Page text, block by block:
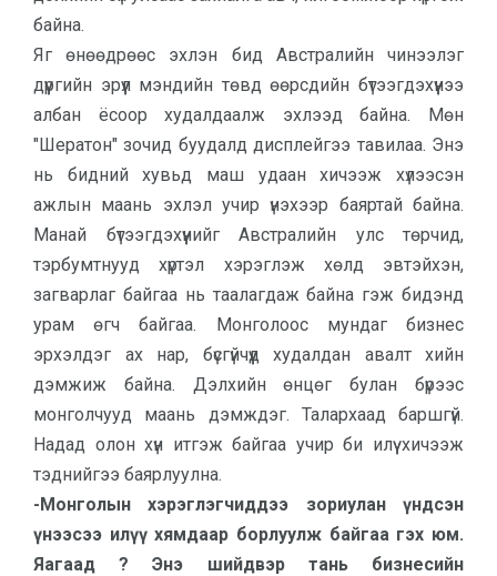
байна.
Яг өнөөдрөөс эхлэн бид Австралийн чинээлэг
дүүргийн эрүүл мэндийн төвд өөрсдийн бүтээгдэхүүнээ
албан ёсоор худалдаалж эхлээд байна. Мөн
"Шератон" зочид буудалд дисплейгээ тавилаа. Энэ
нь бидний хувьд маш удаан хичээж хүлээсэн
ажлын маань эхлэл учир үнэхээр баяртай байна.
Манай бүтээгдэхүүнийг Австралийн улс төрчид,
тэрбумтнууд хүртэл хэрэглэж хөлд эвтэйхэн,
загварлаг байгаа нь таалагдаж байна гэж бидэнд
урам өгч байгаа. Монголоос мундаг бизнес
эрхэлдэг ах нар, бүсгүйчүүд худалдан авалт хийн
дэмжиж байна. Дэлхийн өнцөг булан бүрээс
монголчууд маань дэмждэг. Талархаад баршгүй.
Надад олон хүн итгэж байгаа учир би илүү хичээж
тэднийгээ баярлуулна.
-Монголын хэрэглэгчиддээ зориулан үндсэн
үнээсээ илүү хямдаар борлуулж байгаа гэх юм.
Яагаад ? Энэ шийдвэр тань бизнесийн